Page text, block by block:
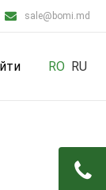
sale@bomi.md
RO RU